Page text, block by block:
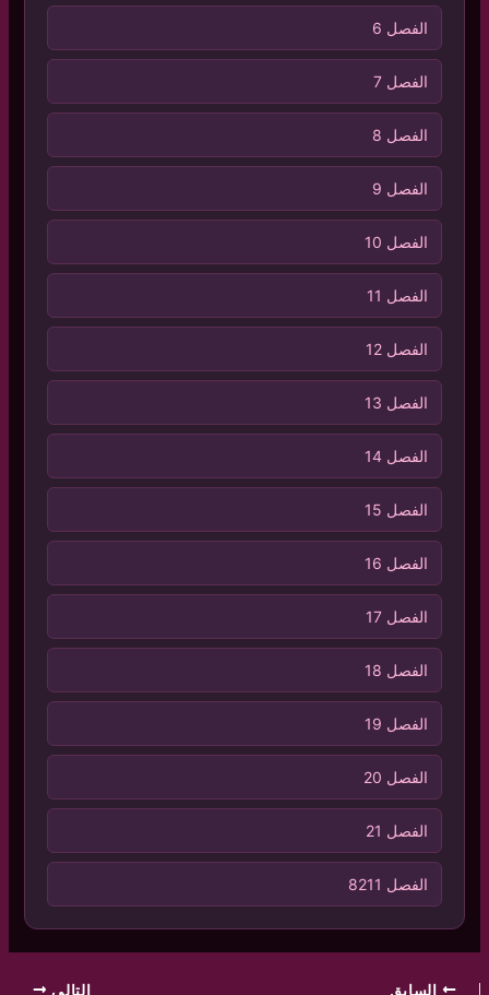
الفصل 6
الفصل 7
الفصل 8
الفصل 9
الفصل 10
الفصل 11
الفصل 12
الفصل 13
الفصل 14
الفصل 15
الفصل 16
الفصل 17
الفصل 18
الفصل 19
الفصل 20
الفصل 21
الفصل 8211
السابق التالي